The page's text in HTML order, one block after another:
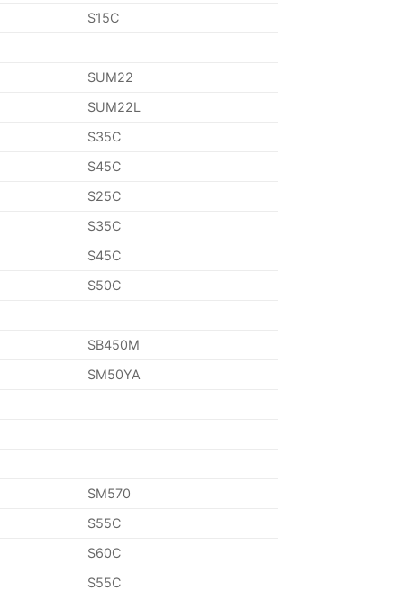
S15C
SUM22
SUM22L
S35C
S45C
S25C
S35C
S45C
S50C
SB450M
SM50YA
SM570
S55C
S60C
S55C